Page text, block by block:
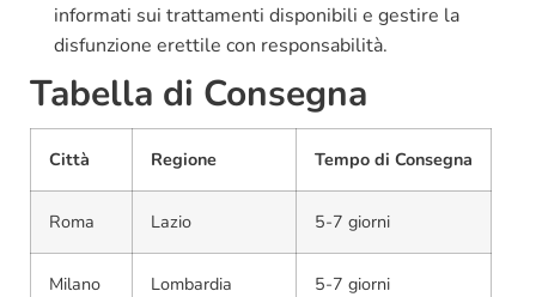
informati sui trattamenti disponibili e gestire la
disfunzione erettile con responsabilità.
Tabella di Consegna
Città Regione Tempo di Consegna
Roma Lazio 5-7 giorni
Milano Lombardia 5-7 giorni